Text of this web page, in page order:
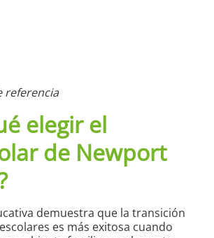
referencia
elegir el
de Newport
demuestra que la transición
es más exitosa cuando